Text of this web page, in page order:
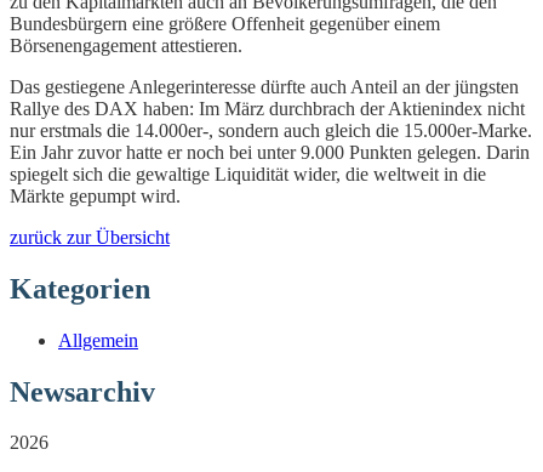
Bundesbürgern eine größere Offenheit gegenüber einem
Börsenengagement attestieren.
Das gestiegene Anlegerinteresse dürfte auch Anteil an der jüngsten
Rallye des DAX haben: Im März durchbrach der Aktienindex nicht
nur erstmals die 14.000er-, sondern auch gleich die 15.000er-Marke.
Ein Jahr zuvor hatte er noch bei unter 9.000 Punkten gelegen. Darin
spiegelt sich die gewaltige Liquidität wider, die weltweit in die
Märkte gepumpt wird.
zurück zur Übersicht
Kategorien
Allgemein
Newsarchiv
2026